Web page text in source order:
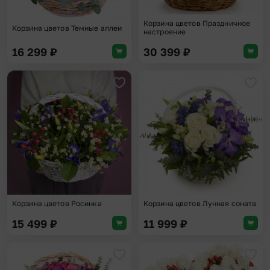
Корзина цветов Темные аллеи
16 299 ₽
Корзина цветов Праздничное
настроение
30 399 ₽
Добавить в избранное
Корзина цветов Росинка
15 499 ₽
Корзина цветов Лунная соната
11 999 ₽
Добавить в избранное